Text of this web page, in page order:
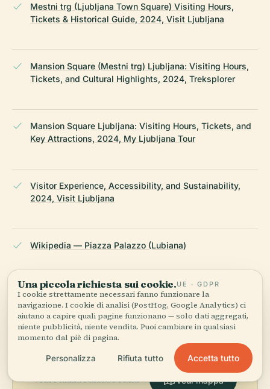
Mestni trg (Ljubljana Town Square) Visiting Hours,
Tickets & Historical Guide, 2024, Visit Ljubljana
Mansion Square (Mestni trg) Ljubljana: Visiting Hours,
Tickets, and Cultural Highlights, 2024, Treksplorer
Mansion Square Ljubljana: Visiting Hours, Tickets, and
Key Attractions, 2024, My Ljubljana Tour
Visitor Experience, Accessibility, and Sustainability,
2024, Visit Ljubljana
Wikipedia — Piazza Palazzo (Lubiana)
ULTIMA REVISIONE: APRIL 2026
Ricercato da Wikidata, Wikipedia e fonti ufficiali · verificato ·
Come creiamo le nostre guide →
Esplora la zona
Vedi Piazza Palazzo sulla
Vedi mappa
Una piccola richiesta sui cookie.UE · GDPR
I cookie strettamente necessari fanno funzionare la
navigazione. I cookie di analisi (PostHog, Google Analytics) ci
aiutano a capire quali pagine funzionano — solo dati aggregati,
niente pubblicità, niente vendita. Puoi cambiare in qualsiasi
momento dal piè di pagina.
Personalizza Rifiuta tutto Accetta tutto